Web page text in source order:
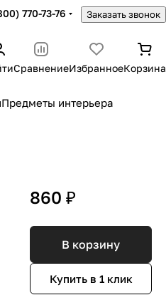
770-73-76 Заказать звонок
СравнениеИзбранноеКорзина
Предметы интерьера
860 ₽
В корзину
Купить в 1 клик